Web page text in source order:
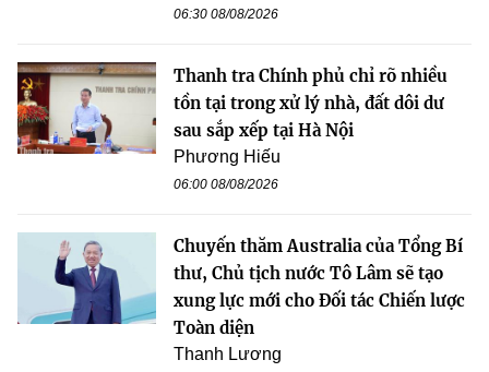
06:30 08/08/2026
Thanh tra Chính phủ chỉ rõ nhiều
tồn tại trong xử lý nhà, đất dôi dư
sau sắp xếp tại Hà Nội
Phương Hiếu
06:00 08/08/2026
Chuyến thăm Australia của Tổng Bí
thư, Chủ tịch nước Tô Lâm sẽ tạo
xung lực mới cho Đối tác Chiến lược
Toàn diện
Thanh Lương